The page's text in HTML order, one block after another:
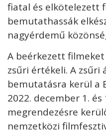
fiatal és elkötelezett
bemutathassák
nagyérdemű
A beérkezett
zsűri értékeli. A
bemutatásra kerül a
2022. december 1.
megrendezésre
nemzetközi